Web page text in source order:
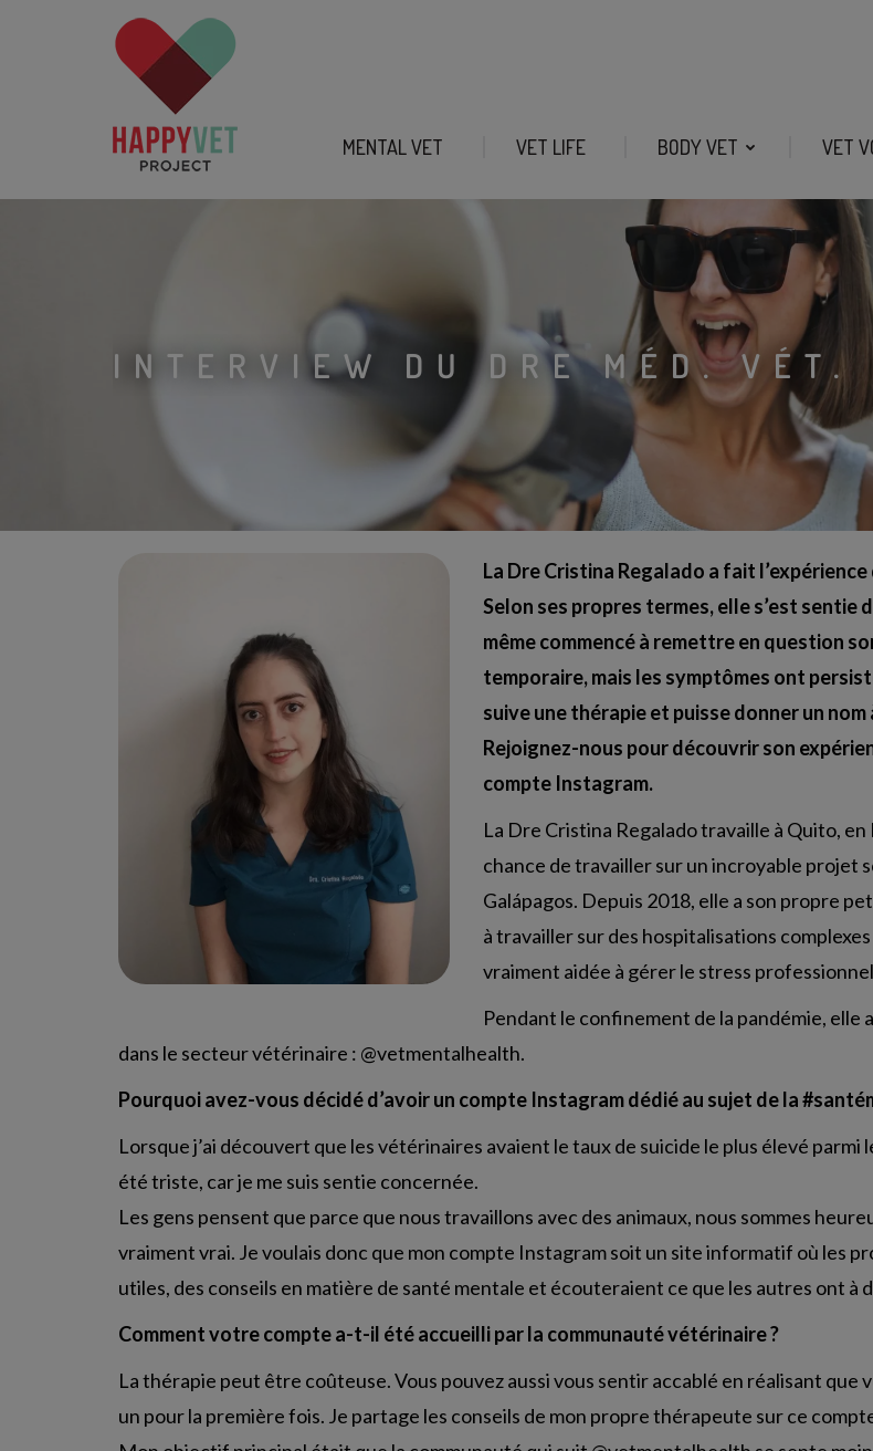
MENTAL VET VET LIFE BODY VET VET
INTERVIEW DU DRE MÉD. VÉT.
La Dre Cristina Regalado a fait
Selon ses propres termes, elle s’est
même commencé à remettre en question
temporaire, mais les symptômes ont
suive une thérapie et puisse donner un
Rejoignez-nous pour découvrir son
compte Instagram.
La Dre Cristina Regalado travaille à Quito, en
chance de travailler sur un incroyable projet
Galápagos. Depuis 2018, elle a son propre
à travailler sur des hospitalisations
vraiment aidée à gérer le stress
Pendant le confinement de la pandémie, elle
dans le secteur vétérinaire : @vetmentalhealth.
Pourquoi avez-vous décidé d’avoir un compte Instagram dédié au sujet de la
Lorsque j’ai découvert que les vétérinaires avaient le taux de suicide le plus élevé parmi
été triste, car je me suis sentie concernée.
Les gens pensent que parce que nous travaillons avec des animaux, nous sommes
vraiment vrai. Je voulais donc que mon compte Instagram soit un site informatif où les
utiles, des conseils en matière de santé mentale et écouteraient ce que les autres ont à
Comment votre compte a-t-il été accueilli par la communauté vétérinaire ?
La thérapie peut être coûteuse. Vous pouvez aussi vous sentir accablé en réalisant
un pour la première fois. Je partage les conseils de mon propre thérapeute sur ce